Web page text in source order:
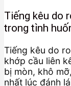
Tiếng kêu do
trong tình
Tiếng kêu do
khớp cầu liên
bị mòn, khô
nhất lúc đánh